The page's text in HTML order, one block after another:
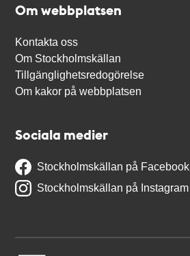
Om webbplatsen
Kontakta oss
Om Stockholmskällan
Tillgänglighetsredogörelse
Om kakor på webbplatsen
Sociala medier
Stockholmskällan på Facebook
Stockholmskällan på Instagram